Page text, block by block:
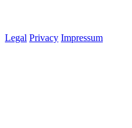
Legal Privacy Impressum